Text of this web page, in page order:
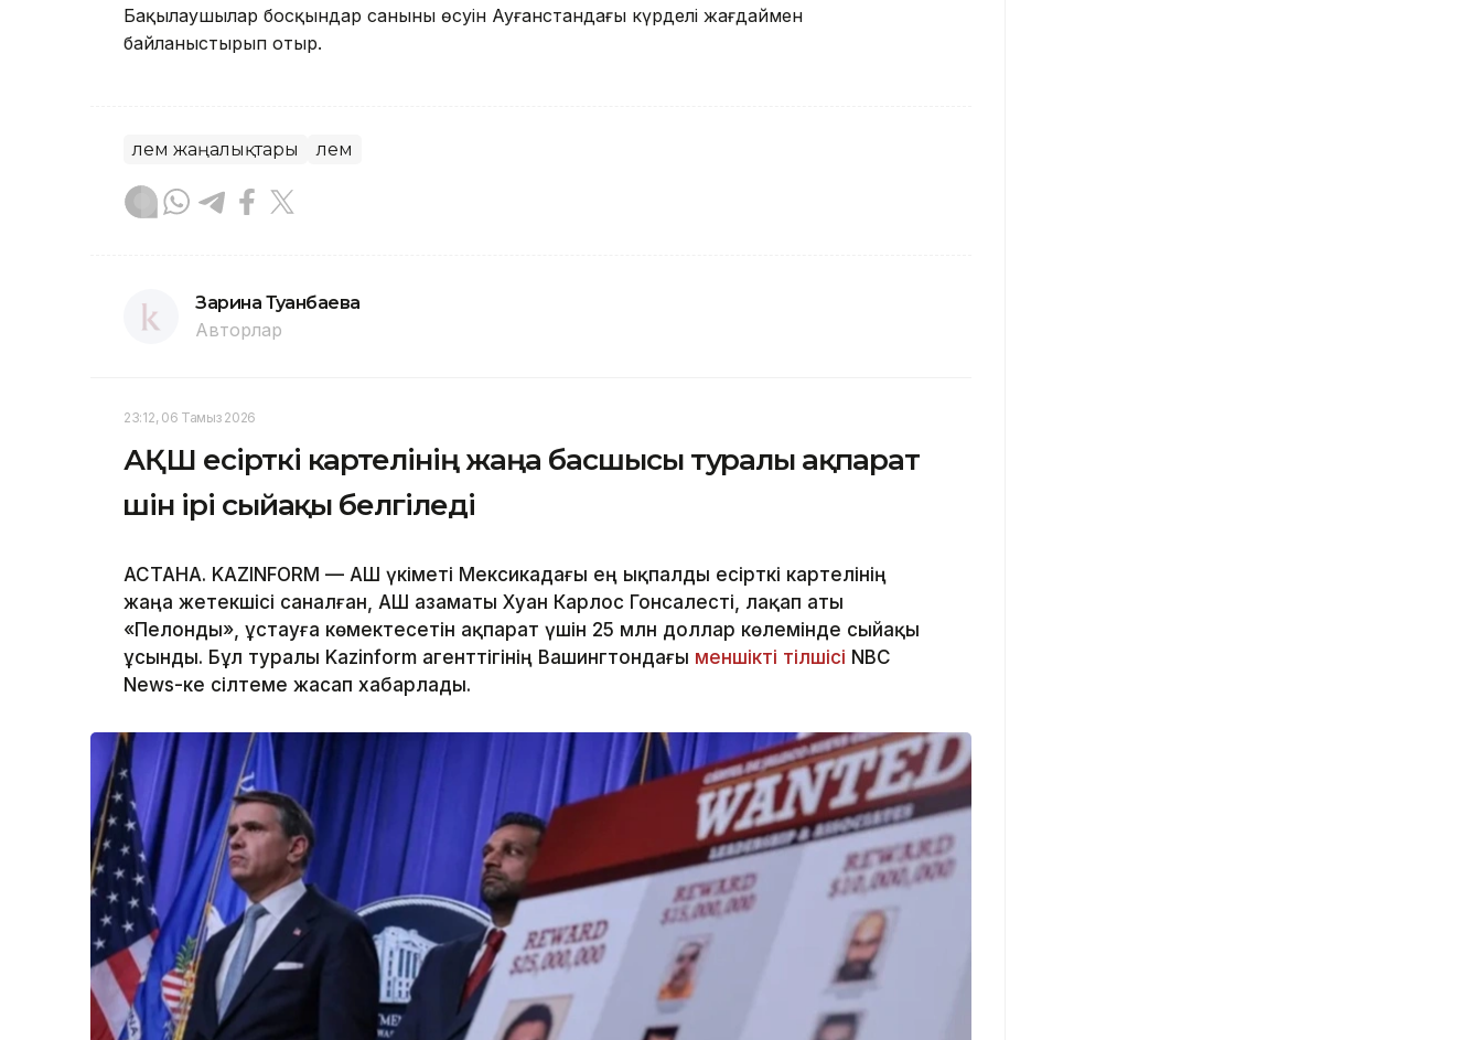
Бақылаушылар босқындар санының өсуін Ауғанстандағы күрделі жағдаймен
байланыстырып отыр.
Әлем жаңалықтары Әлем
Зарина Туғанбаева
Авторлар
23:12, 06 Тамыз 2026
АҚШ есірткі картелінің жаңа басшысы туралы ақпарат
үшін ірі сыйақы белгіледі
АСТАНА. KAZINFORM — АҚШ үкіметі Мексикадағы ең ықпалды есірткі картелінің
жаңа жетекшісі саналған, АҚШ азаматы Хуан Карлос Гонсалесті, лақап аты
«Пелонды», ұстауға көмектесетін ақпарат үшін 25 млн доллар көлемінде сыйақы
ұсынды. Бұл туралы Kazinform агенттігінің Вашингтондағы меншікті тілшісі NBC
News-ке сілтеме жасап хабарлады.